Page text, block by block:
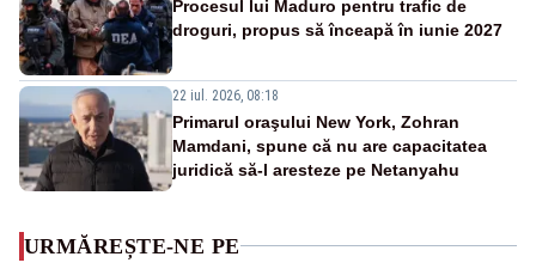
Procesul lui Maduro pentru trafic de
droguri, propus să înceapă în iunie 2027
22 iul. 2026, 08:18
Primarul oraşului New York, Zohran
Mamdani, spune că nu are capacitatea
juridică să-l aresteze pe Netanyahu
URMĂREȘTE-NE PE